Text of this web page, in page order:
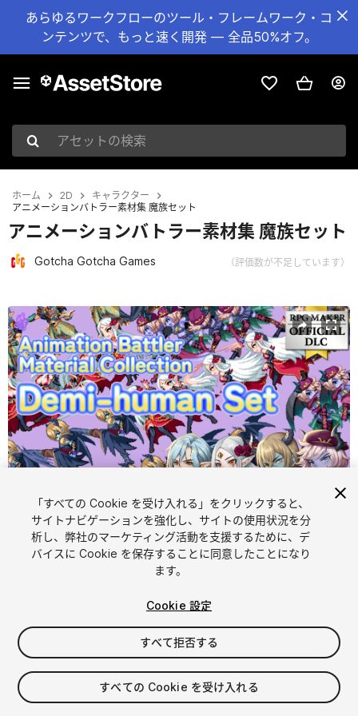
あらゆるワークフローのツール・フレームワーク・コ
ンテンツで、もっと速く開発 — 全品50%オフ。
アセットの検索
ホーム 2D
キャラクター
アニメーションバトラー素材集 魔族セット
アニメーションバトラー素材集 魔族セット
Gotcha Gotcha Games （評価数が不足しています）
現在のスライド：1 / 6
1 /6
$15.99
消費税は決済時に計算されます
「すべての Cookie を受け入れる」をクリックすると、
サイトナビゲーションを強化し、サイトの使用状況を分
析し、弊社のマーケティング活動を支援するために、デ
バイスに Cookie を保存することに同意したことになり
ます。
Cookie 設定
すべて拒否する
すべての Cookie を受け入れる